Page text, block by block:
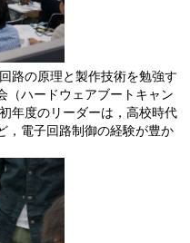
路の原理と製作技術を勉強す
（ハードウェアブートキャン
年度のリーダーは，高校時代
，電子回路制御の経験が豊か